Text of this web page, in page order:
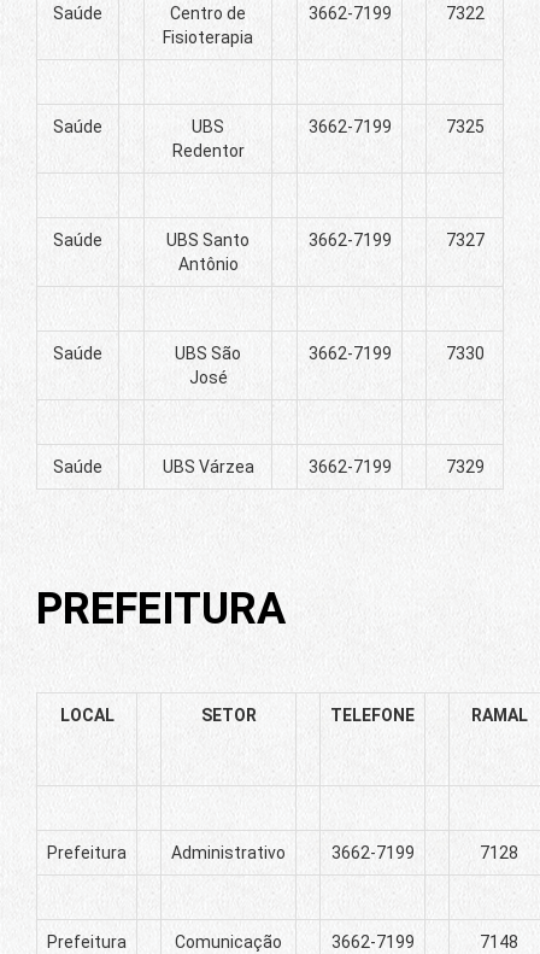
Saúde
Centro de
Fisioterapia
3662-7199 7322
Saúde
UBS
Redentor
3662-7199 7325
Saúde
UBS Santo
Antônio
3662-7199 7327
Saúde
UBS São
José
3662-7199 7330
Saúde UBS Várzea 3662-7199 7329
PREFEITURA
LOCAL SETOR TELEFONE RAMAL
Prefeitura Administrativo 3662-7199 7128
Prefeitura Comunicação 3662-7199 7148